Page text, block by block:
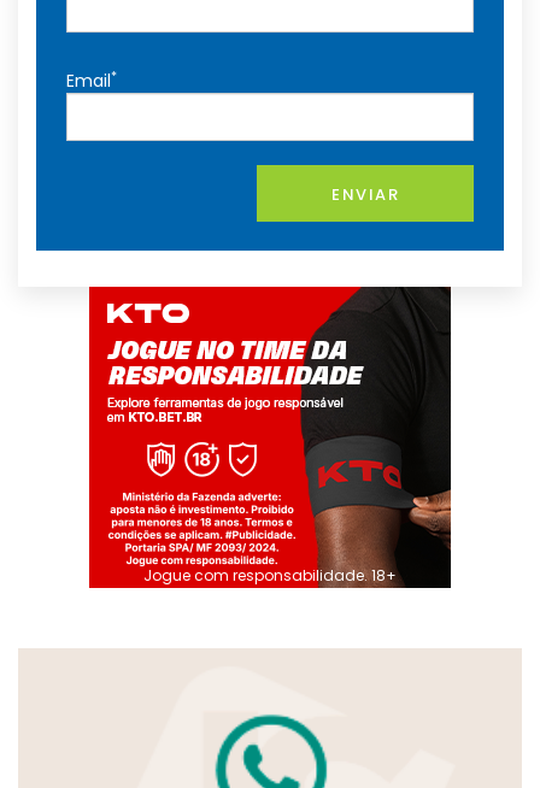
Email*
ENVIAR
Jogue com responsabilidade. 18+